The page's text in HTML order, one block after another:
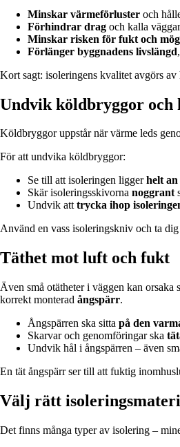
Minskar värmeförluster och
Förhindrar drag och kalla
Minskar risken för fukt och
Förlänger byggnadens livslängd
Kort sagt: isoleringens kvalitet avgörs av
Undvik köldbryggor och
Köldbryggor uppstår när värme leds
För att undvika köldbryggor:
Se till att isoleringen liggerhelt
Skär isoleringsskivorna noggrant
Undvik atttrycka ihop
Använd en vass isoleringskniv och ta
Täthet mot luft och fukt
Även små otätheter i väggen kan
korrekt monterad ångspärr.
Ångspärren ska sitta på den
Skarvar och genomföringar ska
Undvik hål i ångspärren – även
En tät ångspärr ser till att fuktig
Välj rätt
Det finns många typer av isolering –